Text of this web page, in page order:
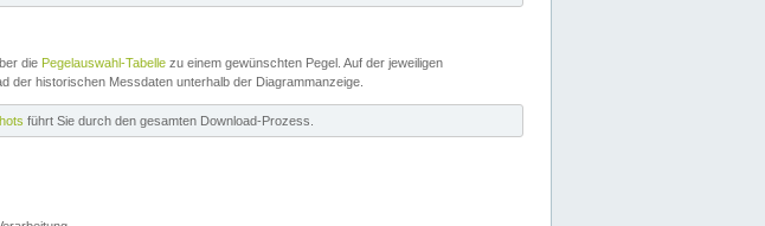
die Pegelauswahl-Tabelle zu einem gewünschten Pegel. Auf der jeweiligen
der historischen Messdaten unterhalb der Diagrammanzeige.
führt Sie durch den gesamten Download-Prozess.